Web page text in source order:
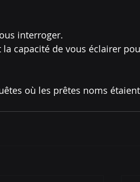
interroger.
capacité de vous éclairer
où les prêtes noms